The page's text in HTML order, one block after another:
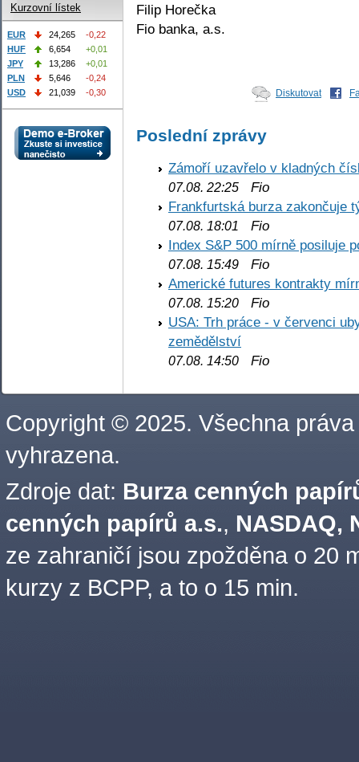
Filip Horečka
Fio banka, a.s.
Diskutovat
Poslední zprávy
Zámoří uzavřelo v kladných
07.08. 22:25 Fio
Frankfurtská burza zakončuje
07.08. 18:01
Fio
Index S&P 500 mírně posiluje
07.08. 15:49 Fio
Americké futures kontrakty
07.08. 15:20 Fio
USA: Trh práce - v červenci
zemědělství
07.08. 14:50 Fio
Kurzovní lístek
EUR 24,265
-0,22
HUF
6,654
+0,01
JPY
13,286
+0,01
PLN
5,646
-0,24
USD
21,039 -0,30
Copyright © 2025. Všechna práva
vyhrazena.
Zdroje dat: Burza cenných
cenných papírů a.s., NASDAQ,
ze zahraničí jsou zpožděna o 20
kurzy z BCPP, a to o 15 min.